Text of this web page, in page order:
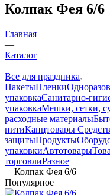
Колпак Фея 6/6
Главная
—
Каталог
—
Все для праздника
ПакетыПленки
упаковкаСанитарно-
упаковкаМешки, сетки,
расходные материалы
нитиКанцтовары
защитыПродукты
упаковкиАвтотовары
торговлиРазное
—Колпак Фея 6/6
Популярное